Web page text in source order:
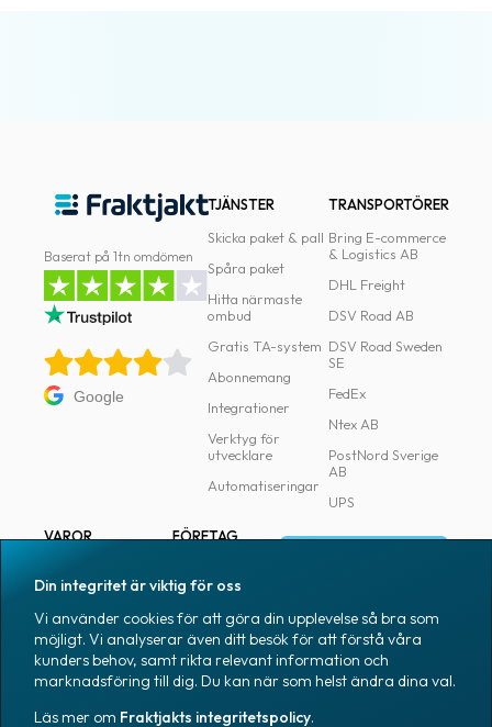
Baserat på 1tn omdömen
Google
TJÄNSTER
Skicka paket & pall
Spåra paket
Hitta närmaste
ombud
Gratis TA-system
Abonnemang
Integrationer
Verktyg för
utvecklare
Automatiseringar
TRANSPORTÖRER
Bring E-commerce
& Logistics AB
DHL Freight
DSV Road AB
DSV Road Sweden
SE
FedEx
Ntex AB
PostNord Sverige
AB
UPS
VAROR
Märkning
Emballage
Emballagetillbehör
Kontorsvaror
FÖRETAG
Pressrum
Medarbetare
Jobb & karriär
Nyhetsarkiv
Blogg
Skapa konto
Din integritet är viktig för oss
Vi använder cookies för att göra din upplevelse så bra som
möjligt. Vi analyserar även ditt besök för att förstå våra
kunders behov, samt rikta relevant information och
marknadsföring till dig. Du kan när som helst ändra dina val.
Läs mer om Fraktjakts integritetspolicy.